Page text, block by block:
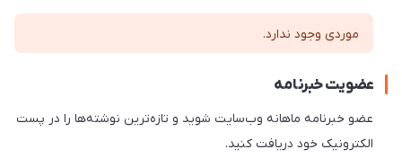
موردی وجود ندارد.
عضویت خبرنامه
عضو خبرنامه ماهانه وب‌سایت شوید و تازه‌ترین نوشته‌ها را در پست
الکترونیک خود دریافت کنید.